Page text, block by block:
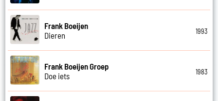
Frank Boeijen
Dieren
1993
Frank Boeijen Groep
Doe iets
1983